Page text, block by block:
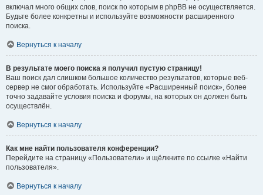
включал много общих слов, поиск по которым в phpBB не осуществляется.
Будьте более конкретны и используйте возможности расширенного
поиска.
Вернуться к началу
В результате моего поиска я получил пустую страницу!
Ваш поиск дал слишком большое количество результатов, которые веб-
сервер не смог обработать. Используйте «Расширенный поиск», более
точно задавайте условия поиска и форумы, на которых он должен быть
осуществлён.
Вернуться к началу
Как мне найти пользователя конференции?
Перейдите на страницу «Пользователи» и щёлкните по ссылке «Найти
пользователя».
Вернуться к началу